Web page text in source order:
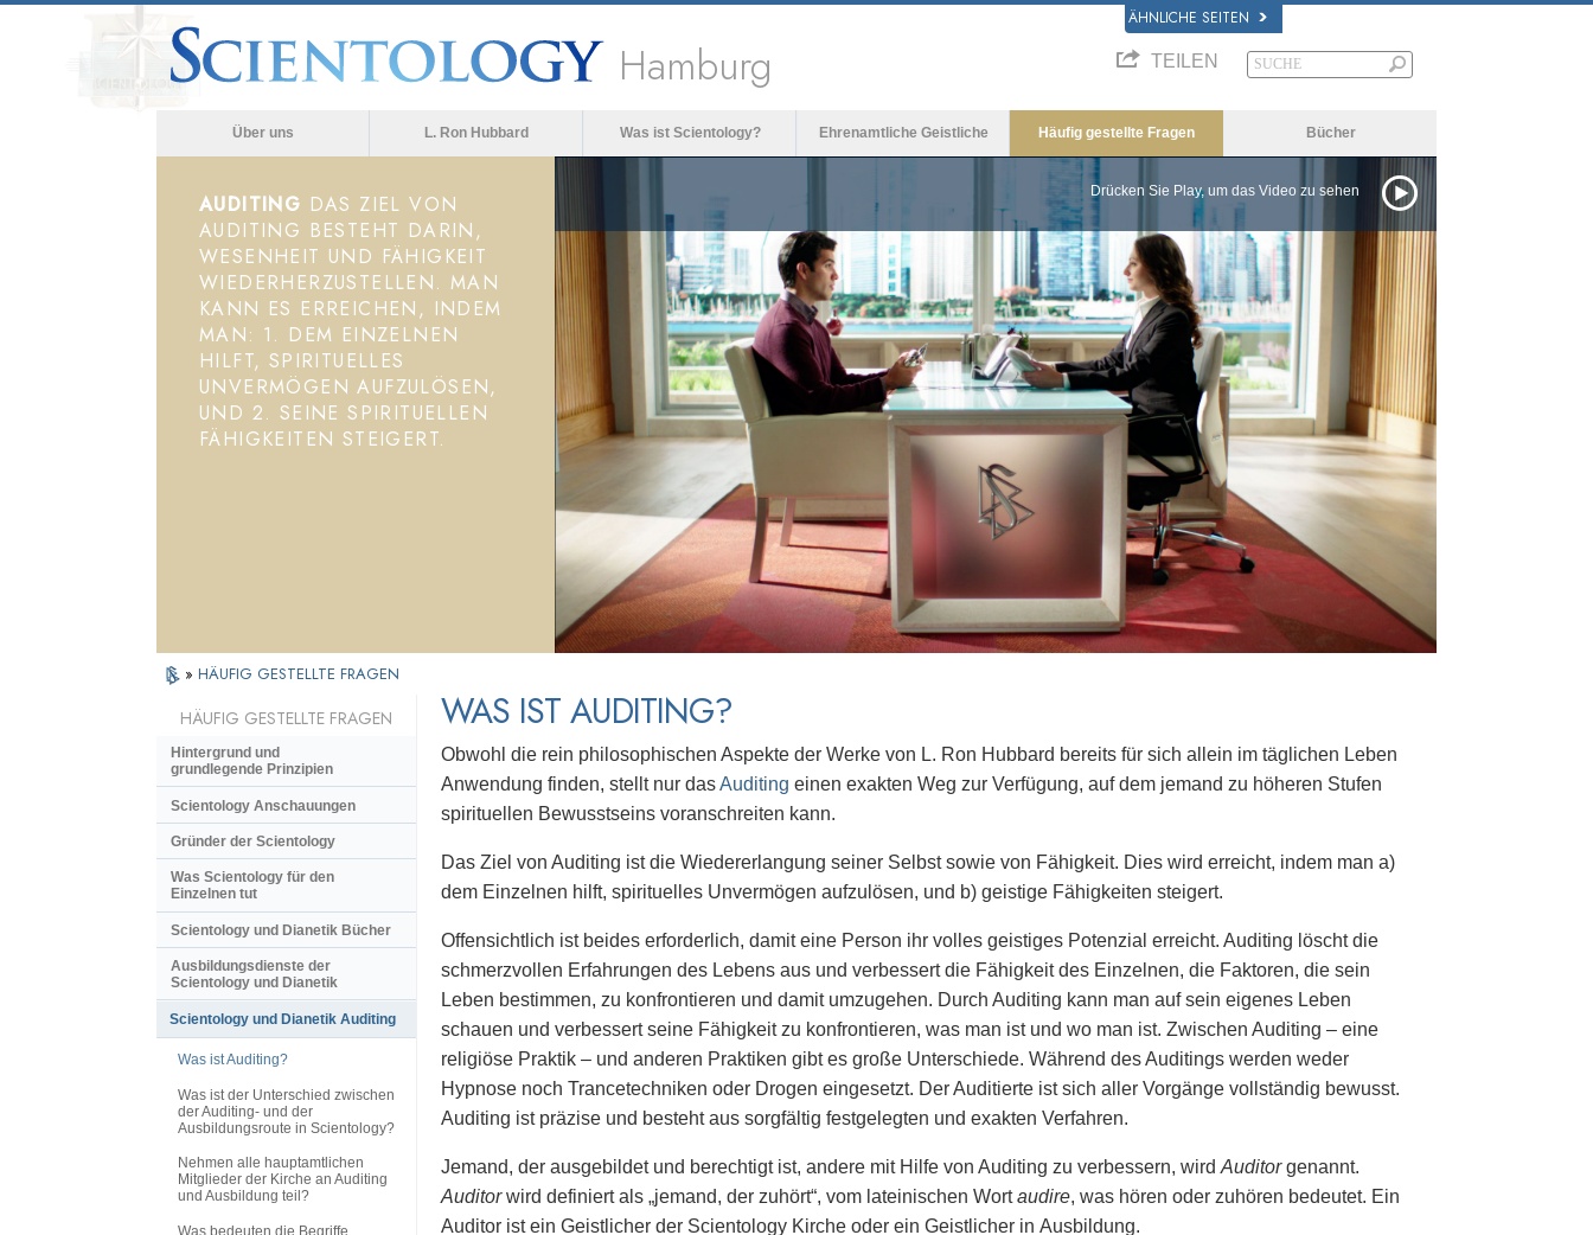
ÄHNLICHE SEITEN
Hamburg TEILEN
Über uns L. Ron Hubbard Was ist Scientology? Ehrenamtliche Geistliche Häufig gestellte Fragen Bücher
AUDITING DAS ZIEL VON
AUDITING BESTEHT DARIN,
WESENHEIT UND FÄHIGKEIT
WIEDERHERZUSTELLEN. MAN
KANN ES ERREICHEN, INDEM
MAN: 1. DEM EINZELNEN
HILFT, SPIRITUELLES
UNVERMÖGEN AUFZULÖSEN,
UND 2. SEINE SPIRITUELLEN
FÄHIGKEITEN STEIGERT.
Drücken Sie Play, um das Video zu sehen
» HÄUFIG GESTELLTE FRAGEN
WAS IST AUDITING?
Obwohl die rein philosophischen Aspekte der Werke von L. Ron Hubbard bereits für sich allein im täglichen Leben
Anwendung finden, stellt nur dasAuditing einen exakten Weg zur Verfügung, auf dem jemand zu höheren Stufen
spirituellen Bewusstseins voranschreiten kann.
Das Ziel von Auditing ist die Wiedererlangung seiner Selbst sowie von Fähigkeit. Dies wird erreicht, indem man a)
dem Einzelnen hilft, spirituelles Unvermögen aufzulösen, und b) geistige Fähigkeiten steigert.
Offensichtlich ist beides erforderlich, damit eine Person ihr volles geistiges Potenzial erreicht. Auditing löscht die
schmerzvollen Erfahrungen des Lebens aus und verbessert die Fähigkeit des Einzelnen, die Faktoren, die sein
Leben bestimmen, zu konfrontieren und damit umzugehen. Durch Auditing kann man auf sein eigenes Leben
schauen und verbessert seine Fähigkeit zu konfrontieren, was man ist und wo man ist. Zwischen Auditing – eine
religiöse Praktik – und anderen Praktiken gibt es große Unterschiede. Während des Auditings werden weder
Hypnose noch Trancetechniken oder Drogen eingesetzt. Der Auditierte ist sich aller Vorgänge vollständig bewusst.
Auditing ist präzise und besteht aus sorgfältig festgelegten und exakten Verfahren.
Jemand, der ausgebildet und berechtigt ist, andere mit Hilfe von Auditing zu verbessern, wird Auditorgenannt.
Auditorwird definiert als „jemand, der zuhört“, vom lateinischen Wortaudire, was hören oder zuhören bedeutet. Ein
Auditor ist ein Geistlicher der Scientology Kirche oder ein Geistlicher in Ausbildung.
HÄUFIG GESTELLTE FRAGEN
Hintergrund und
grundlegende Prinzipien
Scientology Anschauungen
Gründer der Scientology
Was Scientology für den
Einzelnen tut
Scientology und Dianetik Bücher
Ausbildungsdienste der
Scientology und Dianetik
Scientology und Dianetik Auditing
Was ist Auditing?
Was ist der Unterschied zwischen
der Auditing- und der
Ausbildungsroute in Scientology?
Nehmen alle hauptamtlichen
Mitglieder der Kirche an Auditing
und Ausbildung teil?
Was bedeuten die Begriffe